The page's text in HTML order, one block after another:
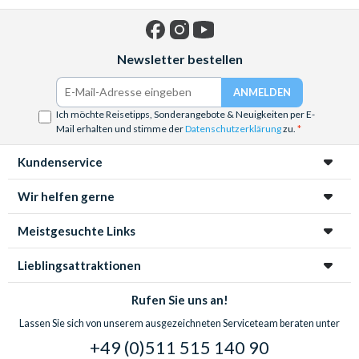
Newsletter bestellen
Ich möchte Reisetipps, Sonderangebote & Neuigkeiten per E-
Mail erhalten und stimme derDatenschutzerklärungzu.
Kundenservice
Wir helfen gerne
Meistgesuchte Links
Lieblingsattraktionen
Rufen Sie uns an!
Lassen Sie sich von unserem ausgezeichneten Serviceteam beraten unter
+49 (0)511 515 140 90